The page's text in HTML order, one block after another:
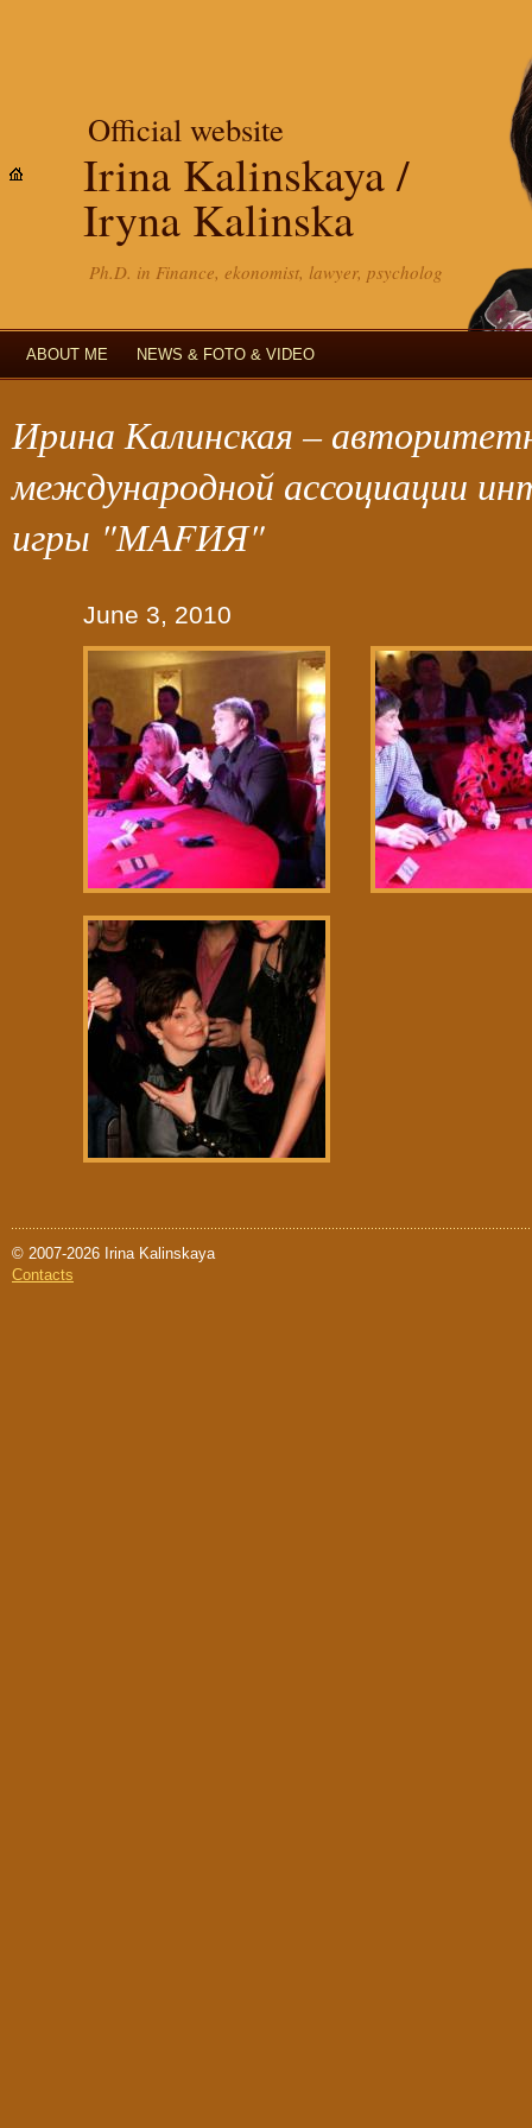
Official website
Irina Kalinskaya /
Iryna Kalinska
Ph.D. in Finance, ekonomist, lawyer, psycholog
ABOUT ME NEWS & FOTO & VIDEO
Ирина Калинская –
международной ассоциации
игры "МАFИЯ"
June 3, 2010
© 2007-2026 Irina Kalinskaya
Contacts